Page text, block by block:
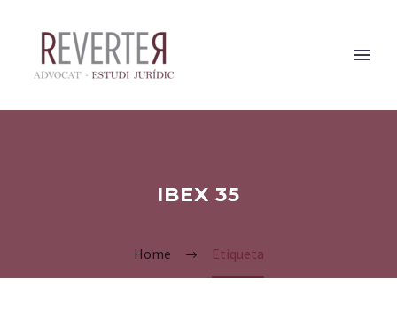
IBEX 35
Home Etiqueta